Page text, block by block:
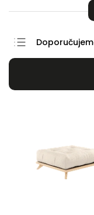
soupravě přímo
Nejlevnější